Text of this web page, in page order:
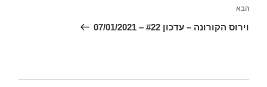
הפוסט
הבא
הבא
וירוס הקורונה – עדכון #22 – 07/01/2021